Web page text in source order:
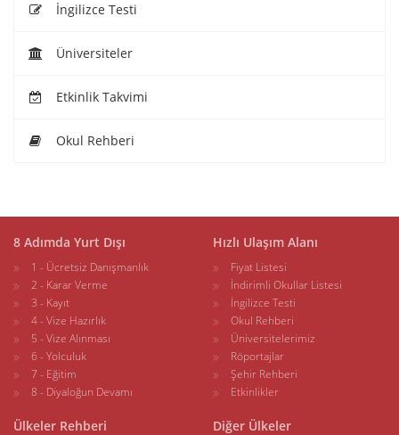
İngilizce Testi
Üniversiteler
Etkinlik Takvimi
Okul Rehberi
8 Adımda Yurt Dışı
1 - Ücretsiz Danışmanlık
2 - Karar Verme
3 - Kayıt
4 - Vize Hazırlık
5 - Vize Alınması
6 - Yolculuk
7 - Eğitim
8 - Diyaloğun Devamı
Hızlı Ulaşım Alanı
Fiyat Listesi
İndirimli Okullar Listesi
İngilizce Testi
Okul Rehberi
Üniversitelerimiz
Röportajlar
Şehir Rehberi
Etkinlikler
Ülkeler Rehberi Diğer Ülkeler